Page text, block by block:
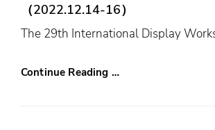
（2022.12.14-16）
The 29th International Display
Continue Reading …